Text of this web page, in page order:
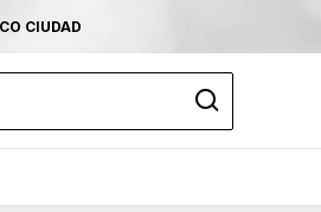
INTERES CON TODAS LAS TARJETAS